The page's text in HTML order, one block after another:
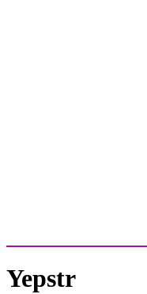
Yepstr